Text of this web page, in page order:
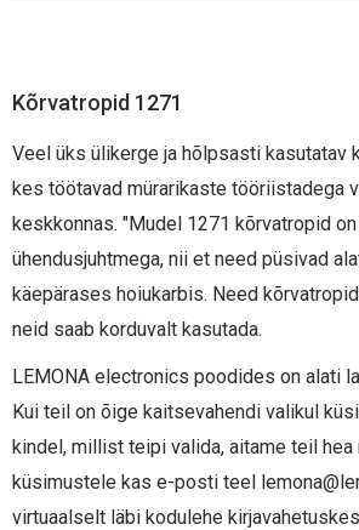
Kõrvatropid 1271
Veel üks ülikerge ja hõlpsasti kasutatav
kes töötavad mürarikaste tööriistadega
keskkonnas. "Mudel 1271 kõrvatropid
ühendusjuhtmega, nii et need püsivad
käepärases hoiukarbis. Need
neid saab korduvalt kasutada.
LEMONA electronics poodides on alati
Kui teil on õige kaitsevahendi valikul
kindel, millist teipi valida, aitame teil hea
küsimustele kas e-posti teel
virtuaalselt läbi kodulehe